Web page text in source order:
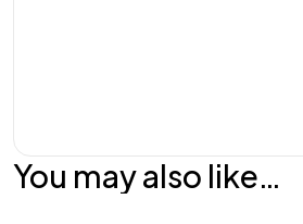
You may also like…